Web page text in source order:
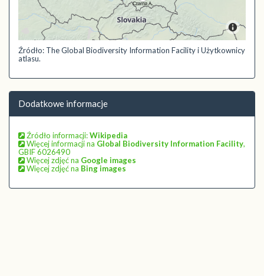
Źródło: The Global Biodiversity Information Facility i Użytkownicy
atlasu.
Dodatkowe informacje
Źródło informacji:Wikipedia
Więcej informacji na Global Biodiversity Information Facility,
GBIF 6026490
Więcej zdjęć na Google images
Więcej zdjęć na Bing images